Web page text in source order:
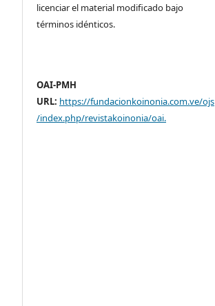
licenciar el material modificado bajo
términos idénticos.
OAI-PMH
URL: https://fundacionkoinonia.com.ve/ojs
/index.php/revistakoinonia/oai.